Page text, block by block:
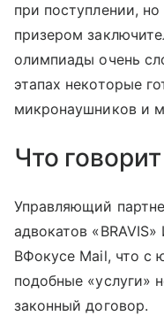
при поступлении,
призером
олимпиады очень
этапах некоторые
микронаушников и
Что
Управляющий
адвокатов
ВФокусе Mail, что с
подобные «услуги»
законный договор.